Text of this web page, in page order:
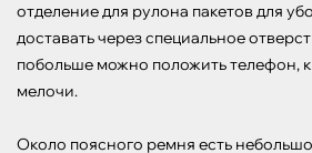
отделение для рулона пакетов для
доставать через специальное
побольше можно положить телефон,
мелочи.
Около поясного ремня есть